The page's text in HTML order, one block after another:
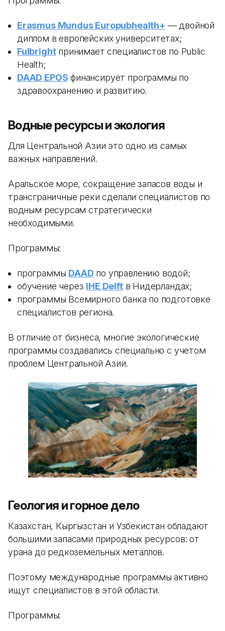
Erasmus Mundus Europubhealth+ — двойной
диплом в европейских университетах;
Fulbrightпринимает специалистов по Public
Health;
DAAD EPOS финансирует программы по
здравоохранению и развитию.
Водные ресурсы и экология
Для Центральной Азии это одно из самых
важных направлений.
Аральское море, сокращение запасов воды и
трансграничные реки сделали специалистов по
водным ресурсам стратегически
необходимыми.
Программы:
программы DAAD по управлению водой;
обучение через IHE Delftв Нидерландах;
программы Всемирного банка по подготовке
специалистов региона.
В отличие от бизнеса, многие экологические
программы создавались специально с учетом
проблем Центральной Азии.
Геология и горное дело
Казахстан, Кыргызстан и Узбекистан обладают
большими запасами природных ресурсов: от
урана до редкоземельных металлов.
Поэтому международные программы активно
ищут специалистов в этой области.
Программы: